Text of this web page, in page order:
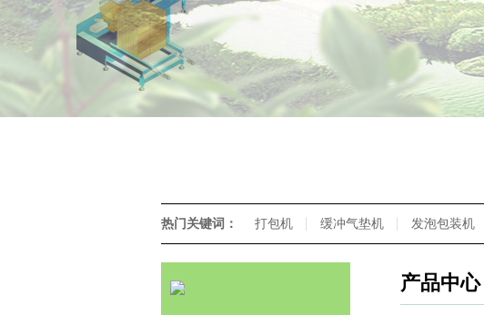
热门关键词： 打包机 缓冲气垫机 发泡包装机
产品中心